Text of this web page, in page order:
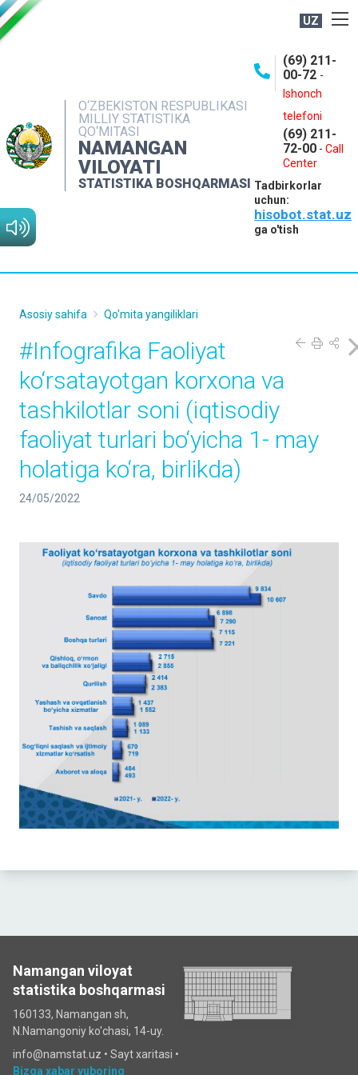
UZ
O‘ZBEKISTON RESPUBLIKASI
MILLIY STATISTIKA
QO‘MITASI
NAMANGAN
VILOYATI
STATISTIKA BOSHQARMASI
(69) 211-
00-72 -
Ishonch
telefoni
(69) 211-
72-00 - Call
Center
Tadbirkorlar
uchun:
hisobot.stat.uz
ga o'tish
NASHRLAR
INTERAKTIV XIZMATLAR
MATBUOT XIZMATI
MUROJAATLAR
Asosiy sahifa Qo'mita yangiliklari
#Infografika Faoliyat
ko‘rsatayotgan korxona va
tashkilotlar soni (iqtisodiy
faoliyat turlari bo‘yicha 1- may
holatiga ko‘ra, birlikda)
24/05/2022
Namangan viloyat
statistika boshqarmasi
160133, Namangan sh,
N.Namangoniy ko'chasi, 14-uy.
info@namstat.uz • Sayt xaritasi •
Bizga xabar yuboring